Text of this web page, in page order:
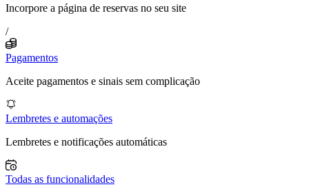
Incorpore a página de reservas no seu site
/
Pagamentos
Aceite pagamentos e sinais sem complicação
Lembretes e automações
Lembretes e notificações automáticas
Todas as funcionalidades